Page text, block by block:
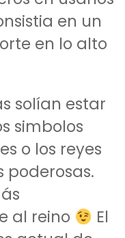
en un
en lo alto
solían estar
simbolos
o los reyes
poderosas.
al reino
El